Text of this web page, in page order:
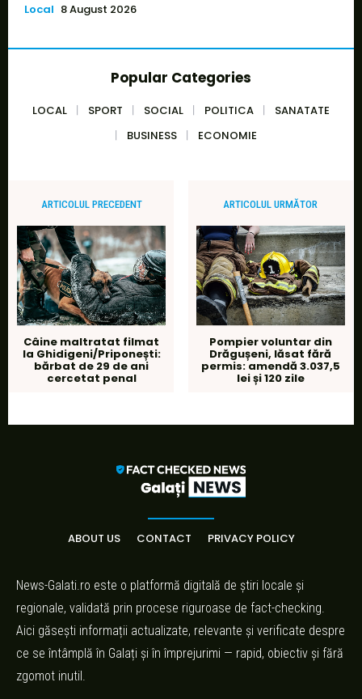
Local 8 August 2026
Popular Categories
LOCAL SPORT SOCIAL POLITICA
SANATATE
BUSINESS
ECONOMIE
ARTICOLUL PRECEDENT
Câine maltratat filmat
la Ghidigeni/Priponești:
bărbat de 29 de ani
cercetat penal
ARTICOLUL URMĂTOR
Pompier voluntar din
Drăgușeni, lăsat fără
permis: amendă 3.037,5
lei și 120 zile
ABOUT US CONTACT PRIVACY POLICY
News-Galati.ro este o platformă digitală de știri locale și
regionale, validată prin procese riguroase de fact-checking.
Aici găsești informații actualizate, relevante și verificate despre
ce se întâmplă în Galați și în împrejurimi — rapid, obiectiv și fără
zgomot inutil.